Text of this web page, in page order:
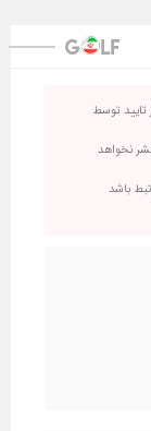
توسط
نخواهد
باشد